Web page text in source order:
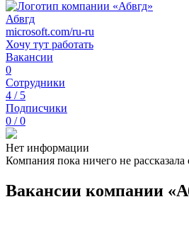
Абвгд
microsoft.com/ru-ru
Хочу тут работать
Вакансии
0
Сотрудники
4 / 5
Подписчики
0 / 0
Нет информации
Компания пока ничего не рассказала
Вакансии компании